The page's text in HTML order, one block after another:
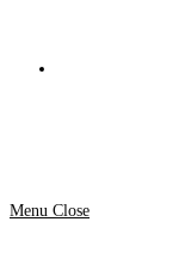
Menu Close